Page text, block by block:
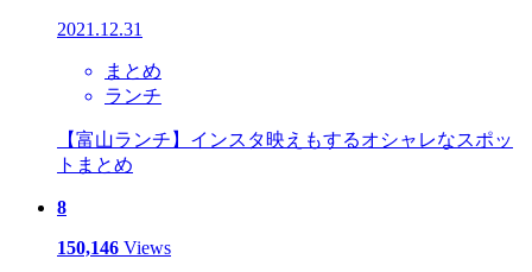
2021.12.31
まとめ
ランチ
【富山ランチ】インスタ映えもするオシャレなスポッ
トまとめ
8
150,146 Views